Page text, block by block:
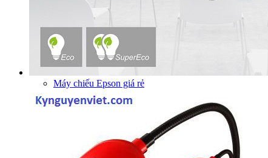
Máy chiếu Epson giá rẻ